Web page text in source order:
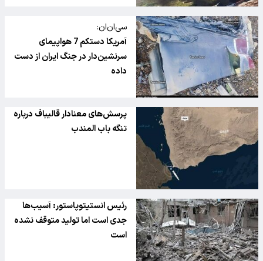
سی‌ان‌ان:
آمریکا دستکم 7 هواپیمای
سرنشین‌دار در جنگ ایران از دست
داده
پرسش‌های معنادار قالیباف درباره
تنگه باب المندب
رئیس انستیتوپاستور: آسیب‌ها
جدی است اما تولید متوقف نشده
است